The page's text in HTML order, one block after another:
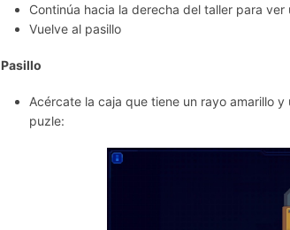
Continúa hacia la derecha del taller para
Vuelve al pasillo
Pasillo
Acércate la caja que tiene un rayo amarillo y
puzle: